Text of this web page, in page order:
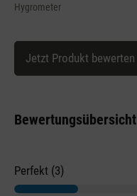
Hygrometer
Jetzt Produkt bewerten
Bewertungsübersicht
Perfekt (3)